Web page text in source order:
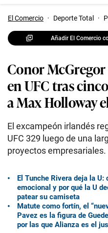
El Comercio · Deporte Total ·
Añadir El Comercio
Conor
en UFC tras
a Max Holloway
El excampeón irlandés
UFC 329 luego de una
proyectos empresariales.
El Tunche Rivera deja la U:
emocional y por qué la U
patear su camiseta
Matute como fortín, el
Pavez es la figura de
por las que Alianza es el